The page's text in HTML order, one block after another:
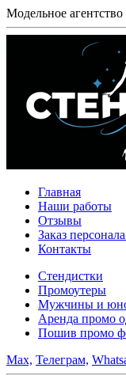
Модельное
Главная
Наши работы
Отзывы
Заказ
Контакты
Стендистки
Промоутеры
Мужчины и
Аренда промо
Пошив промо
Max, Телеграм,